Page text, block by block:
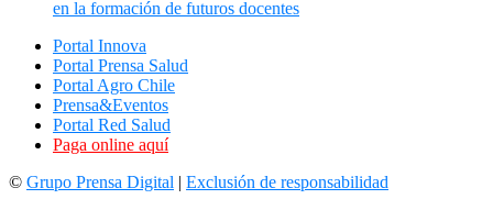
en la formación de futuros docentes
Portal Innova
Portal Prensa Salud
Portal Agro Chile
Prensa&Eventos
Portal Red Salud
Paga online aquí
© Grupo Prensa Digital | Exclusión de responsabilidad